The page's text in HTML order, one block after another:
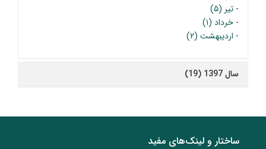
- تیر (۵)
- خرداد (۱)
- اردیبهشت (۲)
سال 1397 (19)
ساختار‌‌ و‌‌ لینک‌های مفید